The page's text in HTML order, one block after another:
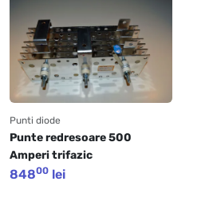
Punti diode
Punte redresoare 500
Amperi trifazic
84800 lei